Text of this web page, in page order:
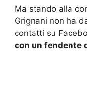
Ma stando alla
Grignani non ha
contatti su
con un fendente